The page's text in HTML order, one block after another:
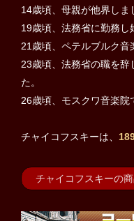
14歳頃、母親が他界しま
19歳頃、法務省に勤務し
21歳頃、ペテルブルク音
23歳頃、法務省の職を辞
た。
26歳頃、モスクワ音楽院
チャイコフスキーは、
チャイコフスキーの